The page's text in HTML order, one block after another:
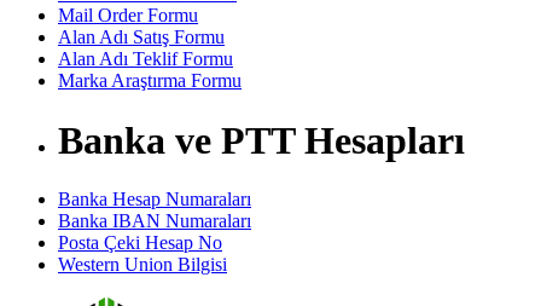
Mail Order Formu
Alan Adı Satış Formu
Alan Adı Teklif Formu
Marka Araştırma Formu
Banka ve PTT Hesapları
Banka Hesap Numaraları
Banka IBAN Numaraları
Posta Çeki Hesap No
Western Union Bilgisi